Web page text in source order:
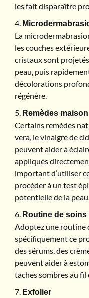
les fait disparaître
La
les couches
cristaux sont
peau, puis
décolorations
régénère.
Remèdes maison
Certains remèdes
vera, le vinaigre de
peuvent aider à
appliqués
important d’utiliser
procéder à un test
potentielle de la peau.
Routine de soins
Adoptez une routine
spécifiquement ce
des sérums, des
peuvent aider à
taches sombres au fil
Exfolier